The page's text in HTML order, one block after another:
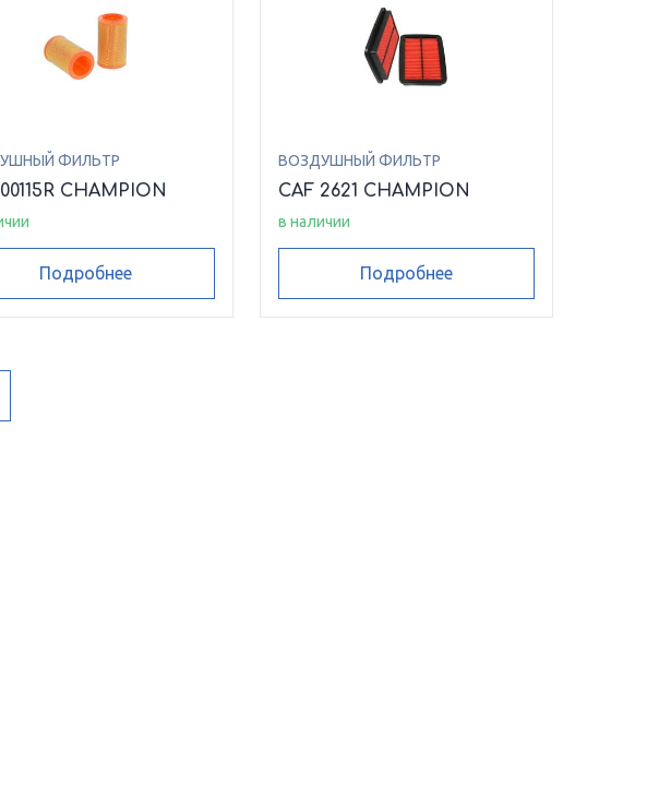
ФИЛЬТР
CHAMPION
Подробнее
ВОЗДУШНЫЙ ФИЛЬТР
CAF 2621 CHAMPION
в наличии
Подробнее